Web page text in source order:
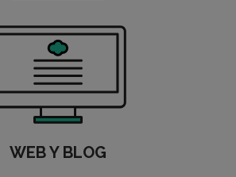
WEB Y BLOG